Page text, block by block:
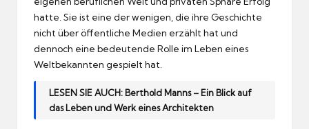
hatte. Sie ist eine der wenigen, die ihre Geschichte
nicht über öffentliche Medien erzählt hat und
dennoch eine bedeutende Rolle im Leben eines
Weltbekannten gespielt hat.
LESEN SIE AUCH: Berthold Manns – Ein Blick auf
das Leben und Werk eines Architekten